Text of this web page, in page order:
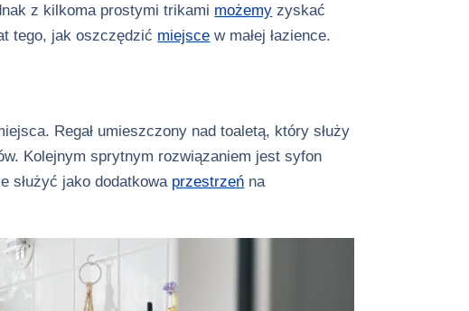
z kilkoma prostymi trikami możemy zyskać
tego, jak oszczędzić miejsce w małej łazience.
Regał umieszczony nad toaletą, który służy
Kolejnym sprytnym rozwiązaniem jest syfon
służyć jako dodatkowa przestrzeń na